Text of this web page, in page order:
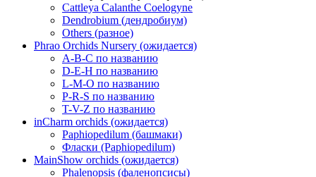
Cattleya Calanthe Coelogyne
Dendrobium (дендробиум)
Others (разное)
Phrao Orchids Nursery (ожидается)
A-B-C по названию
D-E-H по названию
L-M-O по названию
P-R-S по названию
T-V-Z по названию
inCharm orchids (ожидается)
Paphiopedilum (башмаки)
Фласки (Paphiopedilum)
MainShow orchids (ожидается)
Phalenopsis (фаленопсисы)